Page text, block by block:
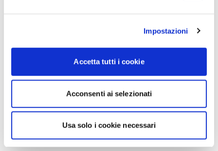
Impostazioni
Accetta tutti i cookie
Acconsenti ai selezionati
Usa solo i cookie necessari